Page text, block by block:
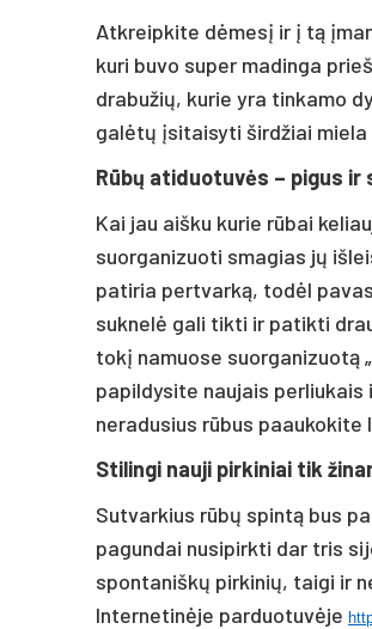
Atkreipkite dėmesį ir į tą
kuri buvo super madinga
drabužių, kurie yra tinkamo
galėtų įsitaisyti širdžiai
Rūbų atiduotuvės – pigus
Kai jau aišku kurie rūbai
suorganizuoti smagias jų
patiria pertvarką, todėl
suknelė gali tikti ir patikti
tokį namuose suorganizuotą
papildysite naujais perliukais
neradusius rūbus paaukokite
Stilingi nauji pirkiniai tik
Sutvarkius rūbų spintą bus
pagundai nusipirkti dar tris
spontaniškų pirkinių, taigi ir
Internetinėje parduotuvėje